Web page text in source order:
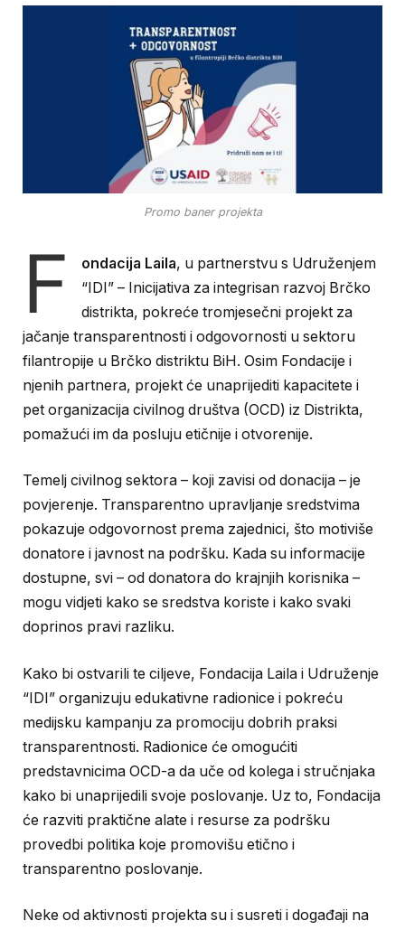
Promo baner projekta
F ondacija Laila, u partnerstvu s Udruženjem
“IDI” – Inicijativa za integrisan razvoj Brčko
distrikta, pokreće tromjesečni projekt za
jačanje transparentnosti i odgovornosti u sektoru
filantropije u Brčko distriktu BiH. Osim Fondacije i
njenih partnera, projekt će unaprijediti kapacitete i
pet organizacija civilnog društva (OCD) iz Distrikta,
pomažući im da posluju etičnije i otvorenije.
Temelj civilnog sektora – koji zavisi od donacija – je
povjerenje. Transparentno upravljanje sredstvima
pokazuje odgovornost prema zajednici, što motiviše
donatore i javnost na podršku. Kada su informacije
dostupne, svi – od donatora do krajnjih korisnika –
mogu vidjeti kako se sredstva koriste i kako svaki
doprinos pravi razliku.
Kako bi ostvarili te ciljeve, Fondacija Laila i Udruženje
“IDI” organizuju edukativne radionice i pokreću
medijsku kampanju za promociju dobrih praksi
transparentnosti. Radionice će omogućiti
predstavnicima OCD-a da uče od kolega i stručnjaka
kako bi unaprijedili svoje poslovanje. Uz to, Fondacija
će razviti praktične alate i resurse za podršku
provedbi politika koje promovišu etično i
transparentno poslovanje.
Neke od aktivnosti projekta su i susreti i događaji na